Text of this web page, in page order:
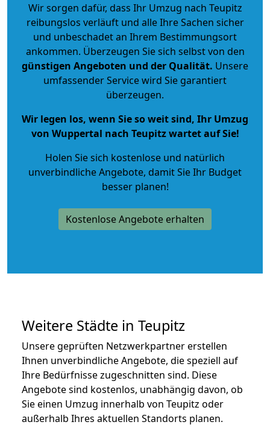
Wir sorgen dafür, dass Ihr Umzug nach Teupitz
reibungslos verläuft und alle Ihre Sachen sicher
und unbeschadet an Ihrem Bestimmungsort
ankommen. Überzeugen Sie sich selbst von den
günstigen Angeboten und der Qualität. Unsere
umfassender Service wird Sie garantiert
überzeugen.
Wir legen los, wenn Sie so weit sind, Ihr Umzug
von Wuppertal nach Teupitz wartet auf Sie!
Holen Sie sich kostenlose und natürlich
unverbindliche Angebote, damit Sie Ihr Budget
besser planen!
Kostenlose Angebote erhalten
Weitere Städte in Teupitz
Unsere geprüften Netzwerkpartner erstellen
Ihnen unverbindliche Angebote, die speziell auf
Ihre Bedürfnisse zugeschnitten sind. Diese
Angebote sind kostenlos, unabhängig davon, ob
Sie einen Umzug innerhalb von Teupitz oder
außerhalb Ihres aktuellen Standorts planen.